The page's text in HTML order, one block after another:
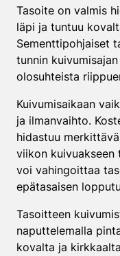
Tasoite on valmis
läpi ja tuntuu
Sementtipohjaiset
tunnin
olosuhteista
Kuivumisaikaan
ja ilmanvaihto.
hidastuu
viikon kuivuakseen
voi vahingoittaa
epätasaisen
Tasoitteen
naputtelemalla
kovalta ja